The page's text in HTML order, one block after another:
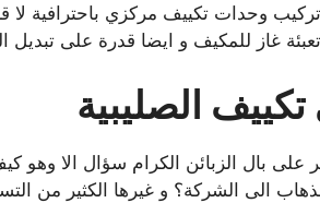
تركيب وحدات تكييف مركزي باحترافية لا
تعبئة غاز للمكيف و ايضا قدرة على تبديل
الصليبية
على بال الزبائن الكرام سؤال الا
الى الشركة؟ و غيرها الكثير من